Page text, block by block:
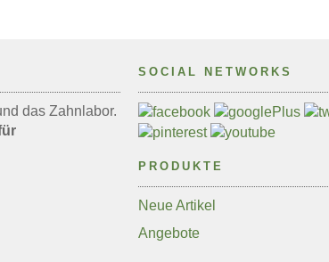
das Zahnlabor.
SOCIAL NETWORKS
PRODUKTE
Neue Artikel
Angebote